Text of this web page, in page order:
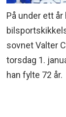
På under ett
sovnet Valter
torsdag 1.
han fylte 72 år.